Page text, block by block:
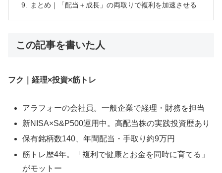
まとめ｜「配当＋成長」の両取りで複利を加速させる
この記事を書いた人
フク｜経理×投資×筋トレ
アラフォーの会社員。一般企業で経理・財務を担当
新NISA×S&P500運用中。高配当株の実践投資歴あり
保有銘柄数140、年間配当・手取り約9万円
筋トレ歴4年。「複利で健康とお金を同時に育てる」
がモットー